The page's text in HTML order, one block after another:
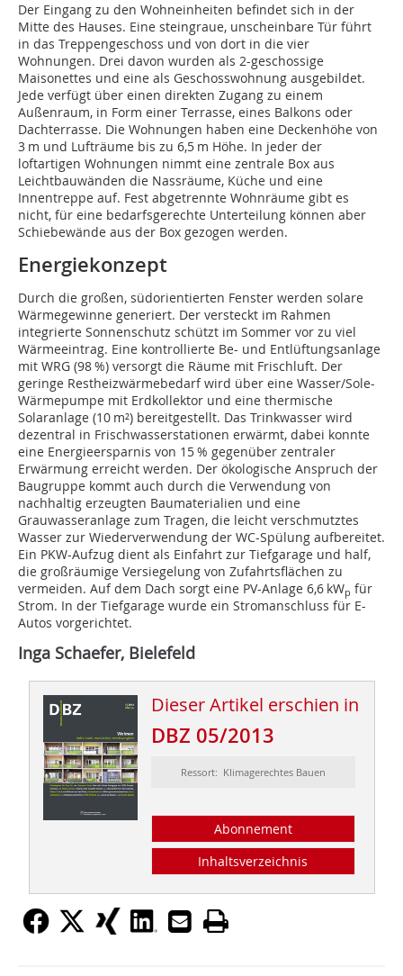
Der Eingang zu den Wohneinheiten befindet sich in der
Mitte des Hauses. Eine steingraue, unscheinbare Tür führt
in das Treppengeschoss und von dort in die vier
Wohnungen. Drei davon wurden als 2-geschossige
Maisonettes und eine als Geschosswohnung ausgebildet.
Jede verfügt über einen direkten Zugang zu einem
Außenraum, in Form einer Terrasse, eines Balkons oder
Dachterrasse. Die Wohnungen haben eine Deckenhöhe von
3 m und Lufträume bis zu 6,5 m Höhe. In jeder der
loftartigen Wohnungen nimmt eine zentrale Box aus
Leichtbauwänden die Nassräume, Küche und eine
Innentreppe auf. Fest abgetrennte Wohnräume gibt es
nicht, für eine bedarfsgerechte Unterteilung können aber
Schiebewände aus der Box gezogen werden.
Energiekonzept
Durch die großen, südorientierten Fenster werden solare
Wärmegewinne generiert. Der versteckt im Rahmen
integrierte Sonnenschutz schützt im Sommer vor zu viel
Wärmeeintrag. Eine kontrollierte Be- und Entlüftungsanlage
mit WRG (98 %) versorgt die Räume mit Frisch­luft. Der
geringe Restheizwärmebedarf wird über eine Wasser/Sole-
Wärmepumpe mit Erdkollektor und eine thermische
Solaranlage (10 m²) bereitgestellt. Das Trinkwasser wird
dezentral in Frischwasserstationen erwärmt, dabei konnte
eine Energieersparnis von 15 % gegenüber zentraler
Erwärmung erreicht werden. Der ökologische Anspruch der
Baugruppe kommt auch durch die Verwendung von
nachhaltig erzeugten Baumaterialien und eine
Grauwasseranlage zum Tragen, die leicht verschmutztes
Wasser zur Wiederverwendung der WC-Spülung aufbereitet.
Ein PKW-Aufzug dient als Einfahrt zur Tiefgarage und half,
die großräumige Versiegelung von Zufahrtsflächen zu
vermeiden. Auf dem Dach sorgt eine PV-Anlage 6,6 kWp für
Strom. In der Tiefgarage wurde ein Stromanschluss für E-
Autos vorgerichtet.
Inga Schaefer, Bielefeld
Dieser Artikel erschien in
DBZ 05/2013
Ressort: Klimagerechtes Bauen
Abonnement
Inhaltsverzeichnis